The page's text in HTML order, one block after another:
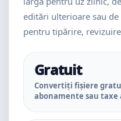
editări ulterioare sau
pentru tipărire,
Gratuit
Convertiți fișiere
abonamente sau taxe